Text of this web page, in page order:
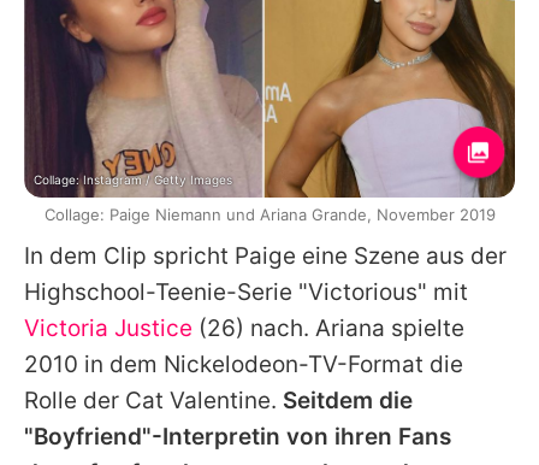
In dem Clip spricht Paige eine Szene aus der
Highschool-Teenie-Serie "Victorious" mit
Victoria Justice (26) nach. Ariana spielte
2010 in dem Nickelodeon-TV-Format die
Rolle der Cat Valentine. Seitdem die
"Boyfriend"-Interpretin von ihren Fans
Collage: Instagram / Getty Images
Collage: Paige Niemann und Ariana Grande, November 2019